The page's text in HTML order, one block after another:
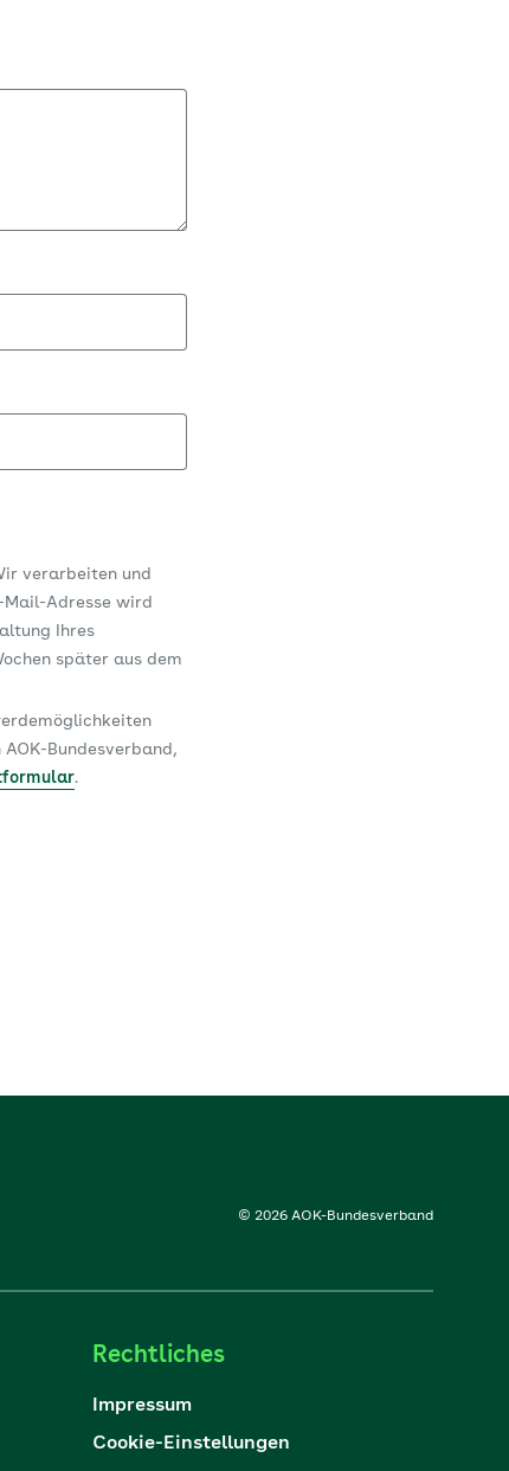
verarbeiten und
Mail-Adresse wird
Ihres
später aus dem
Bundesverband,
.
© 2026 AOK-Bundesverband
Rechtliches
Impressum
Cookie-Einstellungen